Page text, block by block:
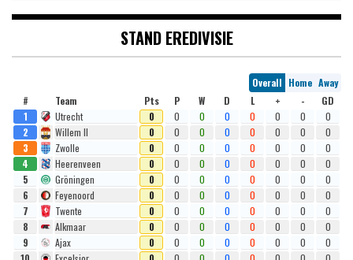
STAND EREDIVISIE
Overall Home Away
#
Team Pts P W D L + -
GD
1
Utrecht 0 0 0 0 0 0 0
0
2
Willem II 0 0 0 0 0 0 0
0
3
Zwolle 0 0 0 0 0 0 0
0
4
Heerenveen 0 0 0 0 0 0 0
0
5
Gröningen 0 0 0 0 0 0 0
0
6
Feyenoord 0 0 0 0 0 0 0
0
7
Twente 0 0 0 0 0 0 0
0
8
Alkmaar 0 0 0 0 0 0 0
0
9
Ajax 0 0 0 0 0 0 0
0